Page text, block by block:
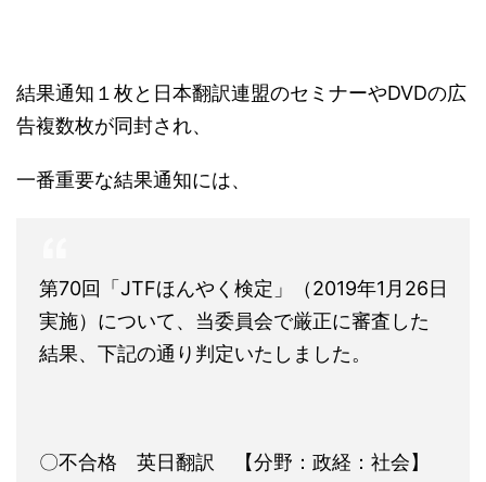
結果通知１枚と日本翻訳連盟のセミナーやDVDの広
告複数枚が同封され、
一番重要な結果通知には、
第70回「JTFほんやく検定」（2019年1月26日
実施）について、当委員会で厳正に審査した
結果、下記の通り判定いたしました。
〇不合格 英日翻訳 【分野：政経：社会】